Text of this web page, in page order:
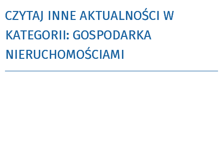
CZYTAJ INNE AKTUALNOŚCI W
KATEGORII: GOSPODARKA
NIERUCHOMOŚCIAMI